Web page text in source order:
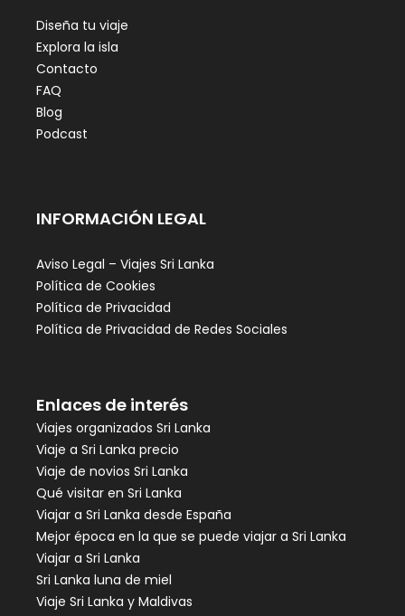
Diseña tu viaje
Explora la isla
Contacto
FAQ
Blog
Podcast
INFORMACIÓN LEGAL
Aviso Legal – Viajes Sri Lanka
Política de Cookies
Política de Privacidad
Política de Privacidad de Redes Sociales
Enlaces de interés
Viajes organizados Sri Lanka
Viaje a Sri Lanka precio
Viaje de novios Sri Lanka
Qué visitar en Sri Lanka
Viajar a Sri Lanka desde España
Mejor época en la que se puede viajar a Sri Lanka
Viajar a Sri Lanka
Sri Lanka luna de miel
Viaje Sri Lanka y Maldivas